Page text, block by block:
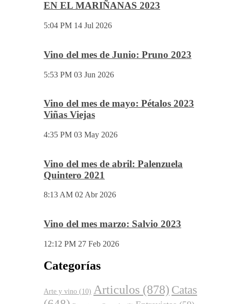
Vino del mes de Julio: PERDIDAS
Vino del mes de Junio: Pruno 2023
5:53 PM 03 Jun 2026
Vino del mes de mayo: Pétalos 2023
Viñas Viejas
4:35 PM 03 May 2026
Vino del mes de abril: Palenzuela
Vino del mes marzo: Salvio 2023